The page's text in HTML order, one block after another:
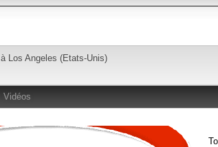
à Los Angeles (Etats-Unis)
Vidéos